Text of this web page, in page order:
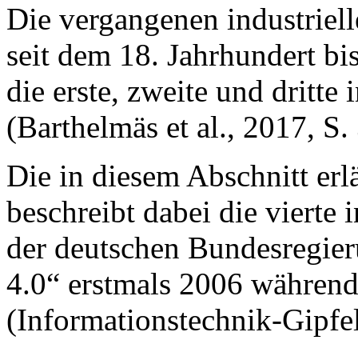
Die vergangenen
seit dem 18. Jahrhundert
die erste, zweite und
(Barthelmäs et al., 2017,
Die in diesem Abschnitt
beschreibt dabei die
der deutschen
4.0“ erstmals 2006
(Informationstechnik-